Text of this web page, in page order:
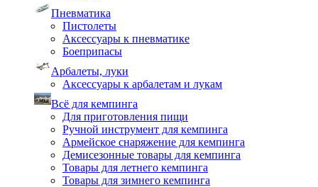
Пневматика
Пистолеты
Аксессуары к пневматике
Боеприпасы
Арбалеты, луки
Аксессуары к арбалетам и лукам
Всё для кемпинга
Для приготовления пищи
Ручной инструмент для кемпинга
Армейское снаряжение для кемпинга
Демисезонные товары для кемпинга
Товары для летнего кемпинга
Товары для зимнего кемпинга